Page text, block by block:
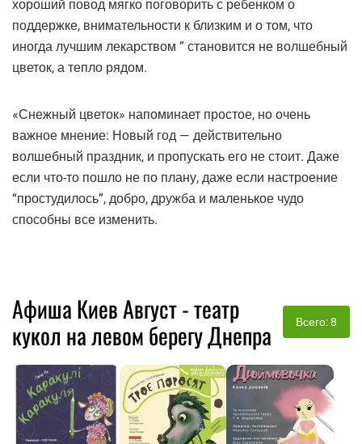
хороший повод мягко поговорить с ребенком о
поддержке, внимательности к близким и о том, что
иногда лучшим лекарством ” становится не волшебный
цветок, а тепло рядом.
«Снежный цветок» напоминает простое, но очень
важное мнение: Новый год — действительно
волшебный праздник, и пропускать его не стоит. Даже
если что-то пошло не по плану, даже если настроение
“простудилось”, добро, дружба и маленькое чудо
способны все изменить.
Афиша Киев Август - театр
кукол на левом берегу Днепра
Всего: 8